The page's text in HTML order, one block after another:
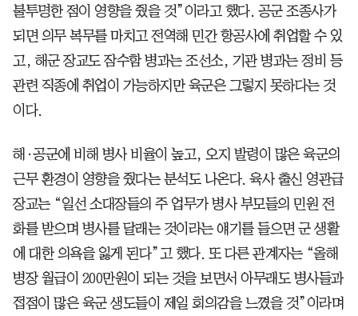
불투명한 점이 영향을 줬을 것”이라고 했다. 공군 조종사가
되면 의무 복무를 마치고 전역해 민간 항공사에 취업할 수 있
고, 해군 장교도 잠수함 병과는 조선소, 기관 병과는 정비 등
관련 직종에 취업이 가능하지만 육군은 그렇지 못하다는 것
이다.
해·공군에 비해 병사 비율이 높고, 오지 발령이 많은 육군의
근무 환경이 영향을 줬다는 분석도 나온다. 육사 출신 영관급
장교는 “일선 소대장들의 주 업무가 병사 부모들의 민원 전
화를 받으며 병사를 달래는 것이라는 얘기를 들으면 군 생활
에 대한 의욕을 잃게 된다”고 했다. 또 다른 관계자는 “올해
병장 월급이 200만원이 되는 것을 보면서 아무래도 병사들과
접점이 많은 육군 생도들이 제일 회의감을 느꼈을 것”이라며